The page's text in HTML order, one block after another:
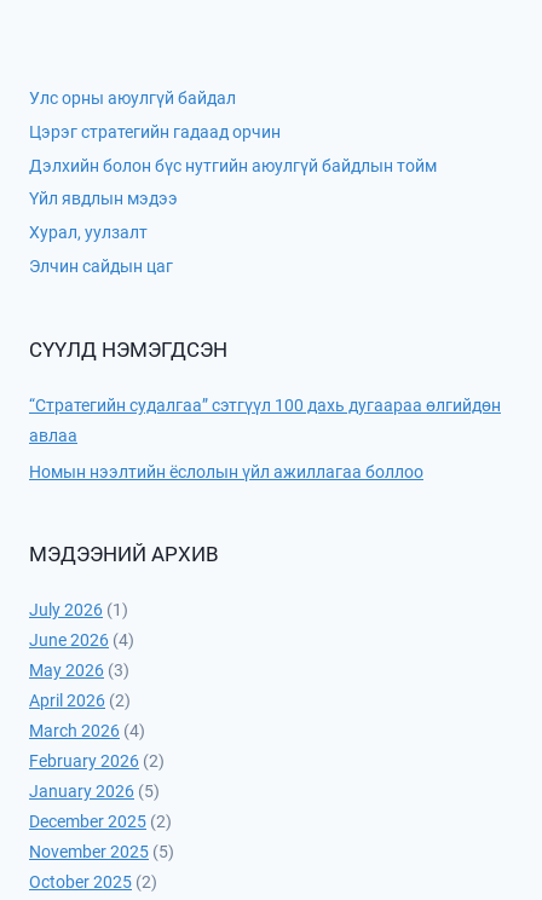
Улс орны аюулгүй байдал
Цэрэг стратегийн гадаад орчин
Дэлхийн болон бүс нутгийн аюулгүй байдлын тойм
Үйл явдлын мэдээ
Хурал, уулзалт
Элчин сайдын цаг
СҮҮЛД НЭМЭГДСЭН
“Стратегийн судалгаа” сэтгүүл 100 дахь дугаараа өлгийдөн
авлаа
Номын нээлтийн ёслолын үйл ажиллагаа боллоо
МЭДЭЭНИЙ АРХИВ
July 2026 (1)
June 2026 (4)
May 2026 (3)
April 2026 (2)
March 2026 (4)
February 2026 (2)
January 2026 (5)
December 2025 (2)
November 2025 (5)
October 2025 (2)